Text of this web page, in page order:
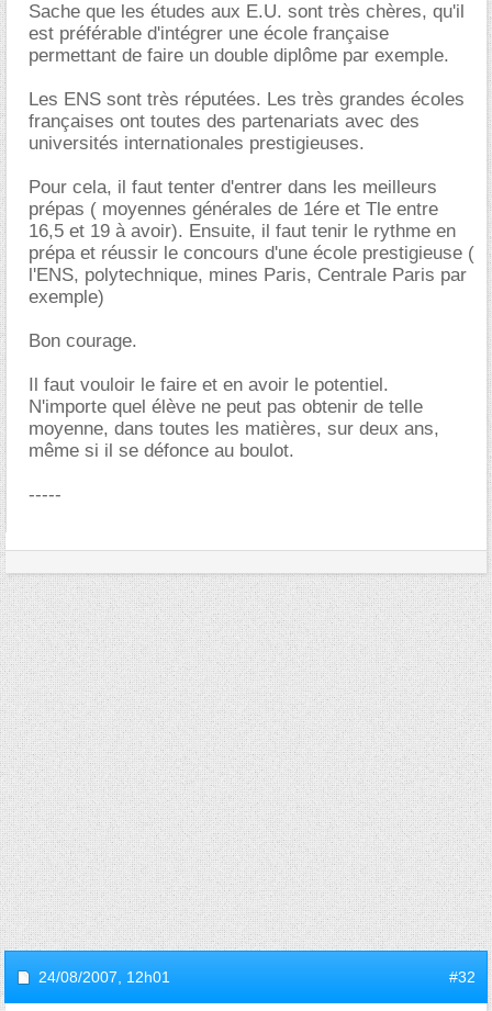
Sache que les études aux E.U. sont très chères, qu'il
est préférable d'intégrer une école française
permettant de faire un double diplôme par exemple.
Les ENS sont très réputées. Les très grandes écoles
françaises ont toutes des partenariats avec des
universités internationales prestigieuses.
Pour cela, il faut tenter d'entrer dans les meilleurs
prépas ( moyennes générales de 1ére et Tle entre
16,5 et 19 à avoir). Ensuite, il faut tenir le rythme en
prépa et réussir le concours d'une école prestigieuse (
l'ENS, polytechnique, mines Paris, Centrale Paris par
exemple)
Bon courage.
Il faut vouloir le faire et en avoir le potentiel.
N'importe quel élève ne peut pas obtenir de telle
moyenne, dans toutes les matières, sur deux ans,
même si il se défonce au boulot.
-----
24/08/2007, 12h01 #32